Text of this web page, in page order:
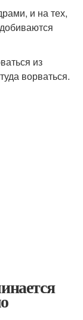
и на тех,
из
ворваться.